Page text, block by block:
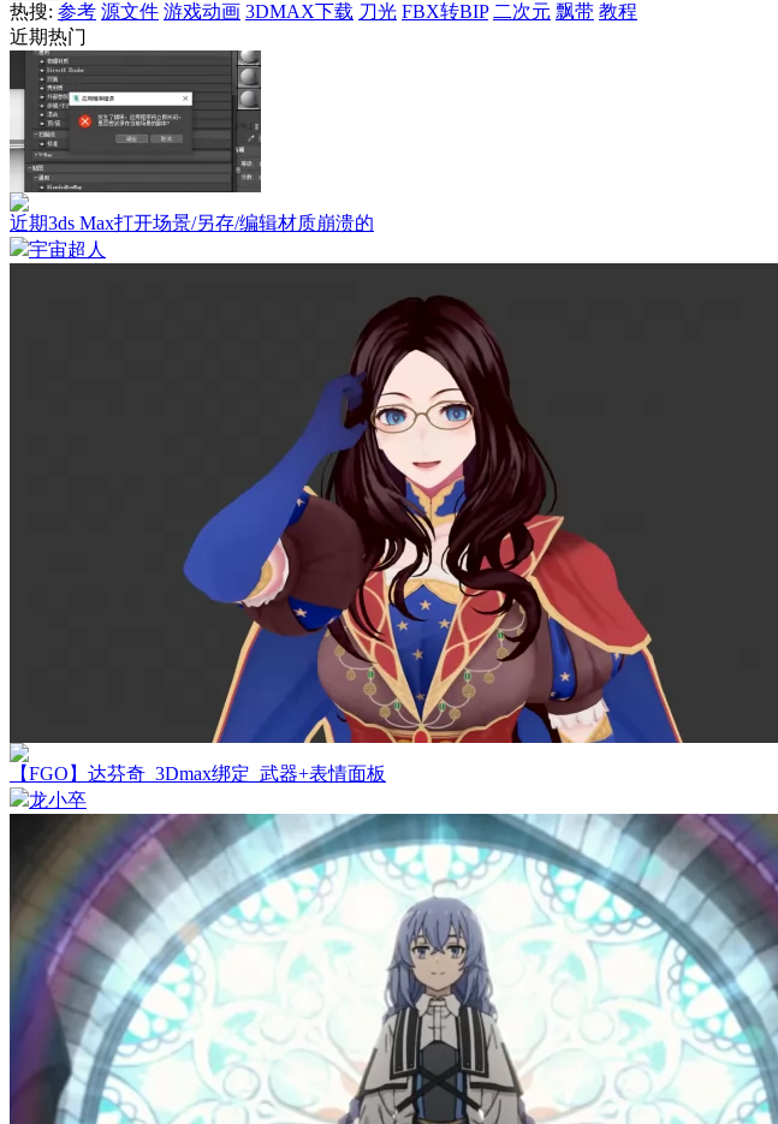
热搜: 参考 源文件 游戏动画 3DMAX下载 刀光 FBX转BIP 二次元 飘带 教程
近期热门
近期3ds Max打开场景/另存/编辑材质崩溃的
宇宙超人
【FGO】达芬奇_3Dmax绑定_武器+表情面板
龙小卒